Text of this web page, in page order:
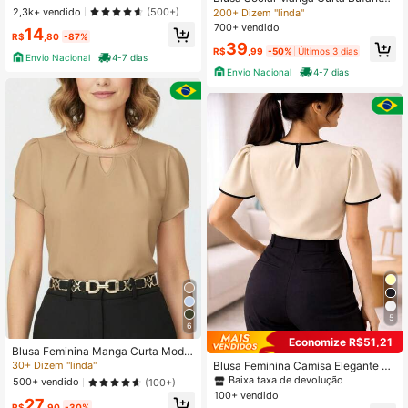
a moda verão todas ocasiões tecid
o leve confortável
50+ Dizem "sem odores"
50+ Dizem "sem odores"
#1 Mais Vendido
em Cáqui Camisetas minimalistas para o dia a dia
50+ Dizem "sem odores"
2,3k+ vendido (500+)
R$14 ,80 -87%
Envio Nacional
4-7 dias
6
Blusa Feminina Manga Curta Moda
Classica Casual Elegante Estilosa E
vangelica
30+ Dizem "linda"
500+ vendido
(100+)
com lacinho Lisa Social Elegante M
oda Evangélica Estilosa Princesa
200+ Dizem "linda"
700+ vendido
R$39 ,99 -50% Últimos 3 dias
Envio Nacional
4-7 dias
5
Economize R$51,21
Blusa Feminina Camisa Elegante co
m Manga Curta Bufante, Gola Redo
nda, Casual Chic Office
Baixa taxa de devolução
100+ vendido